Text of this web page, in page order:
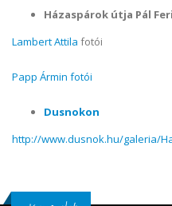
Házaspárok útja Pál
Lambert Attila fotói
Papp Ármin fotói
Dusnokon
http://www.dusnok.hu/galeria/